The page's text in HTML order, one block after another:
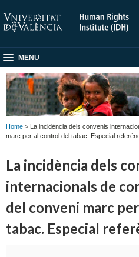
MENU
Home > La incidència dels convenis
marc per al control del tabac. Especial
La incidència dels
internacionals de
del conveni marc
tabac. Especial